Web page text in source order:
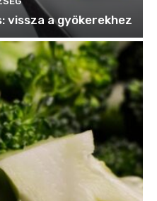
vissza a gyökerekhez